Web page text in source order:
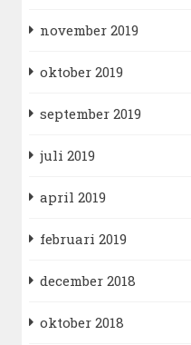
november 2019
oktober 2019
september 2019
juli 2019
april 2019
februari 2019
december 2018
oktober 2018